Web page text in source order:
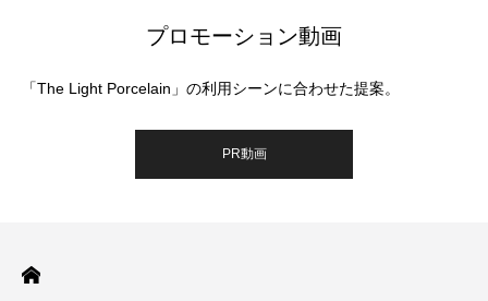
プロモーション動画
「The Light Porcelain」の利用シーンに合わせた提案。
PR動画